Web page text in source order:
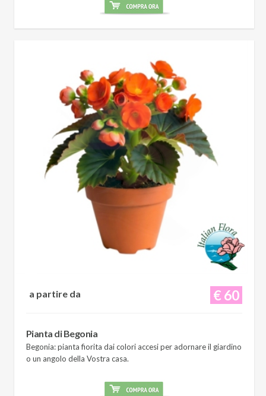
€ 60
a partire da
Pianta di Begonia
Begonia: pianta fiorita dai colori accesi per adornare il giardino
o un angolo della Vostra casa.